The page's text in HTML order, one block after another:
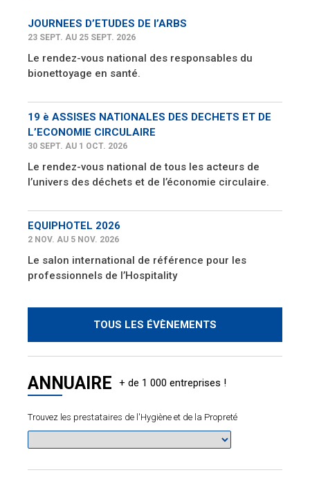
JOURNEES D’ETUDES DE l’ARBS
23 SEPT. AU 25 SEPT. 2026
Le rendez-vous national des responsables du
bionettoyage en santé.
19 è ASSISES NATIONALES DES DECHETS ET DE
L’ECONOMIE CIRCULAIRE
30 SEPT. AU 1 OCT. 2026
Le rendez-vous national de tous les acteurs de
l’univers des déchets et de l’économie circulaire.
EQUIPHOTEL 2026
2 NOV. AU 5 NOV. 2026
Le salon international de référence pour les
professionnels de l’Hospitality
TOUS LES ÉVÈNEMENTS
ANNUAIRE
Trouvez les prestataires de l'Hygiène et de la Propreté